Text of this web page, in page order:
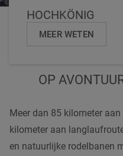
HOCHKÖNIG
MEER WETEN
OP
Meer dan 85 kilometer
kilometer aan
en natuurlijke rodelbanen